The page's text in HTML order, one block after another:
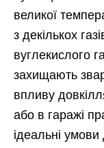
великої
з декількох
вуглекислого
захищають
впливу
або в гаражі
ідеальні